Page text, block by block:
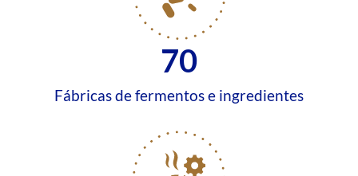
Fábricas de fermentos e ingredientes
70